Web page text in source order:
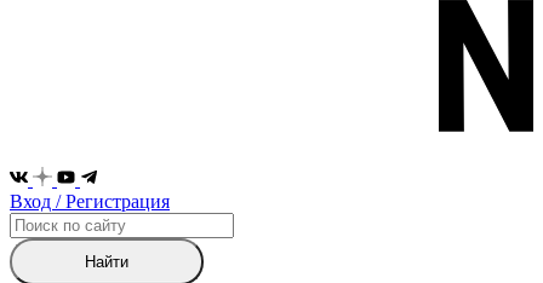
Вход / Регистрация
Найти